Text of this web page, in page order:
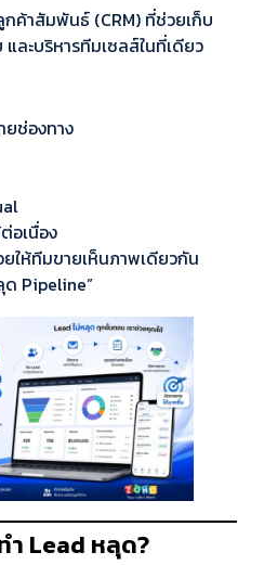
กค้าสัมพันธ์ (CRM) ที่ช่วยเก็บ
ละบริหารทีมเซลส์ในที่เดียว
ช่องทาง
อเนื่อง
ให้ทีมขายเห็นภาพเดียวกัน
Pipeline”
ำ Lead หลุด?